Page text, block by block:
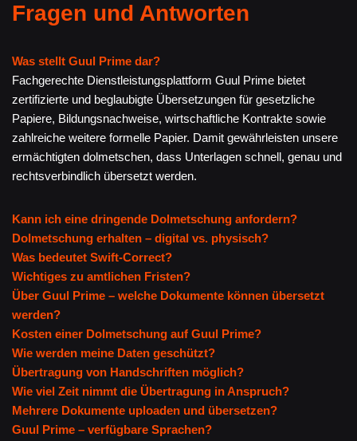
Fragen und Antworten
Was stellt Guul Prime dar?
Fachgerechte Dienstleistungsplattform Guul Prime bietet
zertifizierte und beglaubigte Übersetzungen für gesetzliche
Papiere, Bildungsnachweise, wirtschaftliche Kontrakte sowie
zahlreiche weitere formelle Papier. Damit gewährleisten unsere
ermächtigten dolmetschen, dass Unterlagen schnell, genau und
rechtsverbindlich übersetzt werden.
Kann ich eine dringende Dolmetschung anfordern?
Dolmetschung erhalten – digital vs. physisch?
Was bedeutet Swift-Correct?
Wichtiges zu amtlichen Fristen?
Über Guul Prime – welche Dokumente können übersetzt
werden?
Kosten einer Dolmetschung auf Guul Prime?
Wie werden meine Daten geschützt?
Übertragung von Handschriften möglich?
Wie viel Zeit nimmt die Übertragung in Anspruch?
Mehrere Dokumente uploaden und übersetzen?
Guul Prime – verfügbare Sprachen?